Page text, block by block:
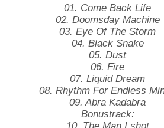
01. Come Back Life
02. Doomsday Machine
03. Eye Of The Storm
04. Black Snake
05. Dust
06. Fire
07. Liquid Dream
08. Rhythm For Endless
09. Abra Kadabra
Bonustrack: